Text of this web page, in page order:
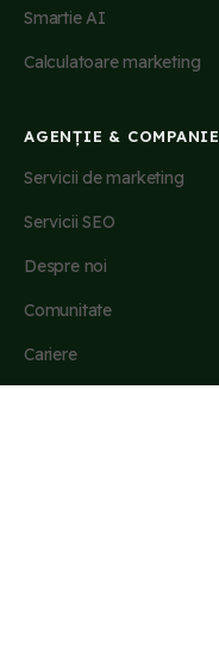
Smartie AI
Calculatoare marketing
AGENȚIE & COMPANIE
Servicii de marketing
Servicii SEO
Despre noi
Comunitate
Cariere